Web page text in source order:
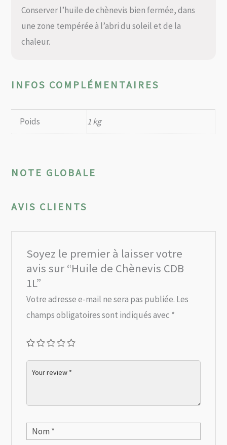
Conserver l’huile de chènevis bien fermée, dans
une zone tempérée à l’abri du soleil et de la
chaleur.
INFOS COMPLÉMENTAIRES
Poids 1 kg
NOTE GLOBALE
AVIS CLIENTS
Soyez le premier à laisser votre
avis sur “Huile de Chènevis CDB
1L”
Votre adresse e-mail ne sera pas publiée. Les
champs obligatoires sont indiqués avec *